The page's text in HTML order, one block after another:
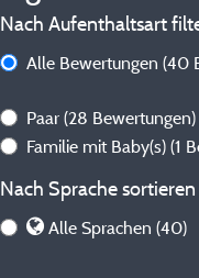
Nach Aufenthaltsart
Alle Bewertungen (40
Paar (28 Bewertungen)
Familie mit Baby(s) (1
Nach Sprache sortieren
Alle Sprachen (40)